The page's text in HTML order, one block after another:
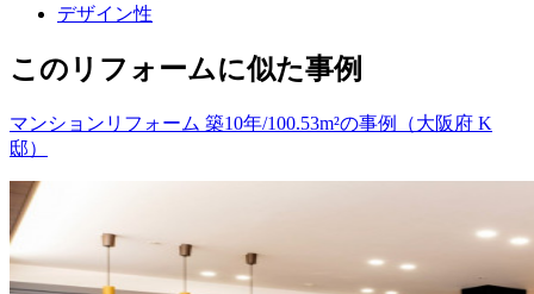
デザイン性
このリフォームに似た事例
マンションリフォーム 築10年/100.53m²の事例（大阪府 K
邸）